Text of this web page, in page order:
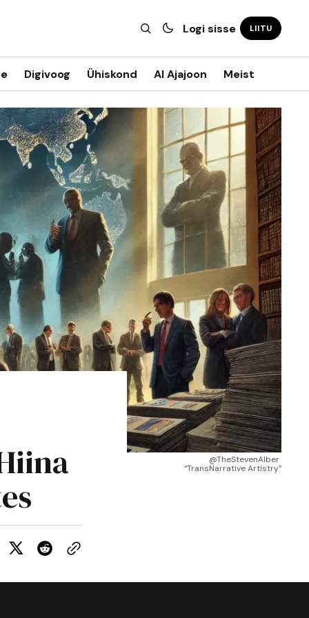
Logi sisse LIITU
Digivoog Ühiskond AI Ajajoon Meist
@TheStevenAlber
“TransNarrative Artistry”